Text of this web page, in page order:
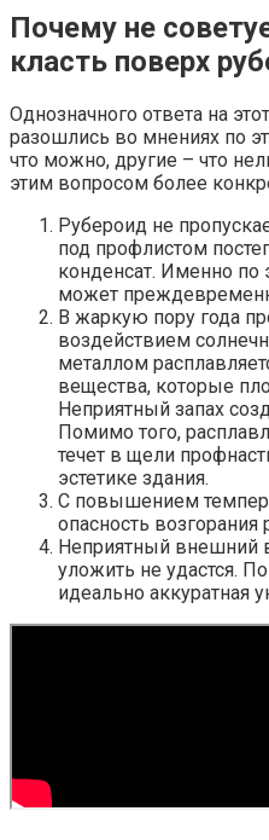
Почему не
класть поверх
Однозначного ответа на
разошлись во мнениях по
что можно, другие – что
этим вопросом более
Рубероид не
под профлистом
конденсат. Именно по
может
В жаркую пору года
воздействием
металлом
вещества, которые
Неприятный запах
Помимо того,
течет в щели
эстетике здания.
С повышением
опасность возгорания
Неприятный внешний
уложить не удастся.
идеально аккуратная